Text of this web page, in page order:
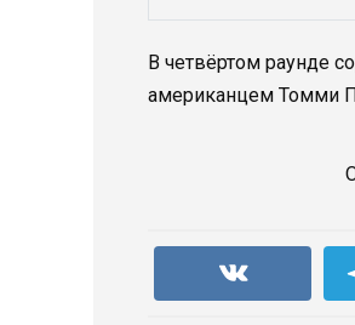
В четвёртом раунде
американцем Томми